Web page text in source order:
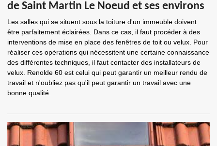
de Saint Martin Le Noeud et ses environs
Les salles qui se situent sous la toiture d'un immeuble doivent
être parfaitement éclairées. Dans ce cas, il faut procéder à des
interventions de mise en place des fenêtres de toit ou velux. Pour
réaliser ces opérations qui nécessitent une certaine connaissance
des différentes techniques, il faut contacter des installateurs de
velux. Renolde 60 est celui qui peut garantir un meilleur rendu de
travail et n'oubliez pas qu'il peut garantir un travail avec une
bonne qualité.